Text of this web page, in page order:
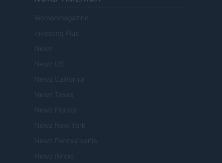
Womanmagazine
Investing Plus
Newz
Newz US
Newz California
Newz Texas
Newz Florida
Newz New York
Newz Pennsylvania
Newz Illinois